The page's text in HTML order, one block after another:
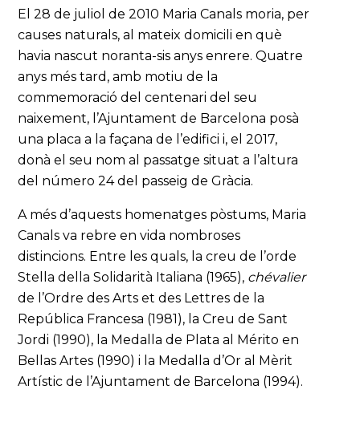
El 28 de juliol de 2010 Maria Canals moria, per
causes naturals, al mateix domicili en què
havia nascut noranta-sis anys enrere. Quatre
anys més tard, amb motiu de la
commemoració del centenari del seu
naixement, l’Ajuntament de Barcelona posà
una placa a la façana de l’edifici i, el 2017,
donà el seu nom al passatge situat a l’altura
del número 24 del passeig de Gràcia.
A més d’aquests homenatges pòstums, Maria
Canals va rebre en vida nombroses
distincions. Entre les quals, la creu de l’orde
Stella della Solidarità Italiana (1965), chévalier
de l’Ordre des Arts et des Lettres de la
República Francesa (1981), la Creu de Sant
Jordi (1990), la Medalla de Plata al Mérito en
Bellas Artes (1990) i la Medalla d’Or al Mèrit
Artístic de l’Ajuntament de Barcelona (1994).